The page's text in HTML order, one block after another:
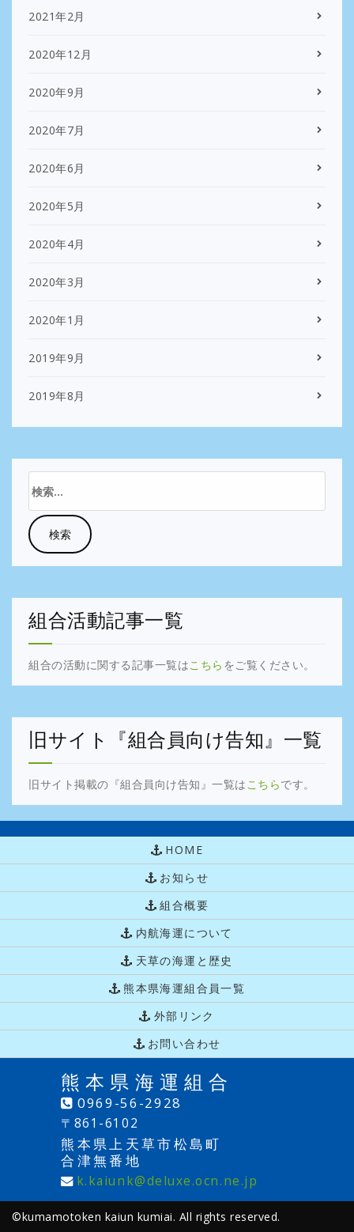
2021年2月
2020年12月
2020年9月
2020年7月
2020年6月
2020年5月
2020年4月
2020年3月
2020年1月
2019年9月
2019年8月
索:
組合活動記事一覧
組合の活動に関する記事一覧はこちら をご覧ください。
旧サイト『組合員向け告知』一覧
旧サイト掲載の『組合員向け告知』一覧はこちらです。
熊本県海運組合
0969-56-2928
〒861-6102
熊本県上天草市松島町
合津無番地
k.kaiunk@deluxe.ocn.ne.jp
HOME
お知らせ
組合概要
内航海運について
天草の海運と歴史
熊本県海運組合員一覧
外部リンク
お問い合わせ
©kumamotoken kaiun kumiai. All rights reserved.